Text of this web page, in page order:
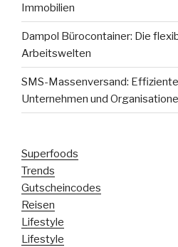
Immobilien
Dampol Bürocontainer: Die
Arbeitswelten
SMS-Massenversand:
Unternehmen und
Superfoods
Trends
Gutscheincodes
Reisen
Lifestyle
Lifestyle